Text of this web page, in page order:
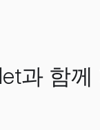
과 함